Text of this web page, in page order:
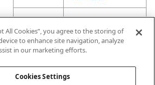
EC Image
8 URL
https://images.salsi
fy.com/image/uplo
ad/s--u6MGnCnF-
-/dfenoa9uauqqxm
All Cookies”, you agree to the storing of
to enhance site navigation, analyze
in our marketing efforts.
Cookies Settings